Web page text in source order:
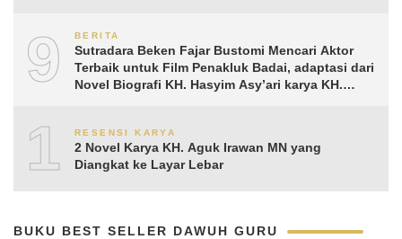
9 BERITA
Sutradara Beken Fajar Bustomi Mencari Aktor
Terbaik untuk Film Penakluk Badai, adaptasi dari
Novel Biografi KH. Hasyim Asy’ari karya KH.
10RESENSI KARYA
2 Novel Karya KH. Aguk Irawan MN yang
Diangkat ke Layar Lebar
BUKU BEST SELLER DAWUH GURU